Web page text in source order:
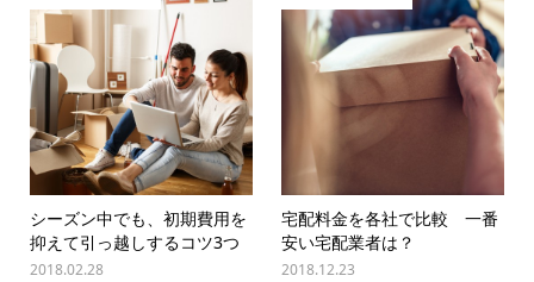
シーズン中でも、初期費用を
抑えて引っ越しするコツ3つ
2018.02.28
宅配料金を各社で比較 一番
安い宅配業者は？
2018.12.23